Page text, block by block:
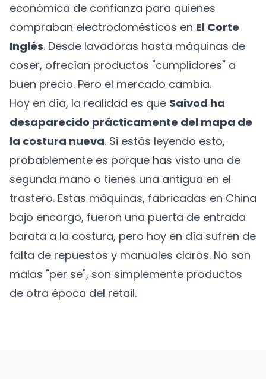
económica de confianza para quienes
compraban electrodomésticos en El Corte
Inglés. Desde lavadoras hasta máquinas de
coser, ofrecían productos "cumplidores" a
buen precio. Pero el mercado cambia.
Hoy en día, la realidad es que Saivod ha
desaparecido prácticamente del mapa de
la costura nueva. Si estás leyendo esto,
probablemente es porque has visto una de
segunda mano o tienes una antigua en el
trastero. Estas máquinas, fabricadas en China
bajo encargo, fueron una puerta de entrada
barata a la costura, pero hoy en día sufren de
falta de repuestos y manuales claros. No son
malas "per se", son simplemente productos
de otra época del retail.